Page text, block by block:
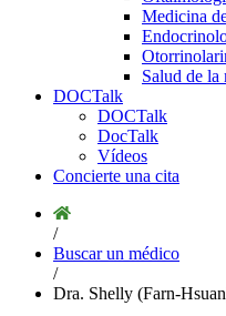
Medicina
Salud de la
DOCTalk
DOCTalk
DocTalk
Vídeos
Concierte una cita
/
Buscar un médico
/
Dra. Shelly (Farn-